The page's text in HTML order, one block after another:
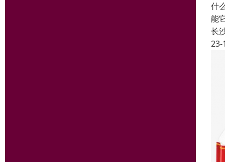
什
能
长
23-